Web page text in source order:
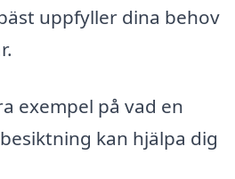
uppfyller dina behov
exempel på vad en
kan hjälpa dig